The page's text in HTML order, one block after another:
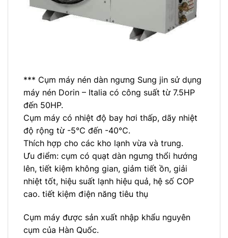
*** Cụm máy nén dàn ngưng Sung jin sử dụng
máy nén Dorin – Italia có công suất từ 7.5HP
đến 50HP.
Cụm máy có nhiệt độ bay hơi thấp, dãy nhiệt
độ rộng từ -5℃ đến -40℃.
Thích hợp cho các kho lạnh vừa và trung.
Ưu điểm: cụm có quạt dàn ngưng thổi hướng
lên, tiết kiệm không gian, giảm tiết ồn, giải
nhiệt tốt, hiệu suất lạnh hiệu quả, hệ số COP
cao. tiết kiệm điện năng tiêu thụ
Cụm máy được sản xuất nhập khẩu nguyên
cụm của Hàn Quốc.